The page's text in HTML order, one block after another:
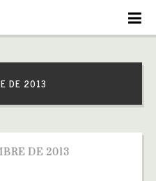
DE 2013
DE 2013